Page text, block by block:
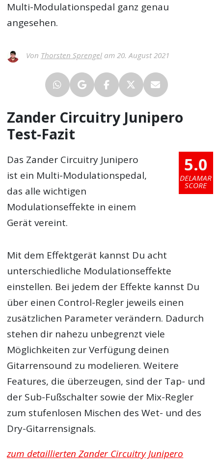
Multi-Modulationspedal ganz genau
angesehen.
Von Thorsten Sprengelam 20. August 2021
Zander Circuitry Junipero
Test-Fazit
5.0
DELAMAR
SCORE
Das Zander Circuitry Junipero
ist ein Multi-Modulationspedal,
das alle wichtigen
Modulationseffekte in einem
Gerät vereint.
Mit dem Effektgerät kannst Du acht
unterschiedliche Modulationseffekte
einstellen. Bei jedem der Effekte kannst Du
über einen Control-Regler jeweils einen
zusätzlichen Parameter verändern. Dadurch
stehen dir nahezu unbegrenzt viele
Möglichkeiten zur Verfügung deinen
Gitarrensound zu modelieren. Weitere
Features, die überzeugen, sind der Tap- und
der Sub-Fußschalter sowie der Mix-Regler
zum stufenlosen Mischen des Wet- und des
Dry-Gitarrensignals.
zum detaillierten Zander Circuitry Junipero